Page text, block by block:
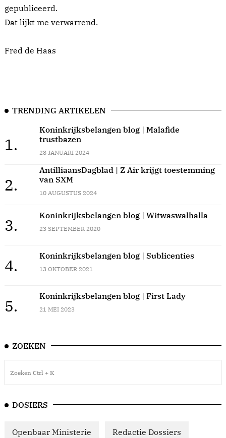
gepubliceerd.
Dat lijkt me verwarrend.
Fred de Haas
TRENDING ARTIKELEN
1.
Koninkrijksbelangen blog | Malafide
trustbazen
28 JANUARI 2024
2.
AntilliaansDagblad | Z Air krijgt toestemming
van SXM
10 AUGUSTUS 2024
3.
Koninkrijksbelangen blog | Witwaswalhalla
23 SEPTEMBER 2020
4.
Koninkrijksbelangen blog | Sublicenties
13 OKTOBER 2021
5.
Koninkrijksbelangen blog | First Lady
21 MEI 2023
ZOEKEN
DOSIERS
Openbaar Ministerie Redactie Dossiers